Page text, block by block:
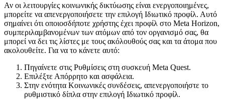
Αν οι λειτουργίες κοινωνικής δικτύωσης είναι ενεργοποιημένες,
μπορείτε να απενεργοποιήσετε την επιλογή Ιδιωτικό προφίλ. Αυτό
σημαίνει ότι οποιοσδήποτε χρήστης έχει προφίλ στο Meta Horizon,
συμπεριλαμβανομένων των ατόμων από τον οργανισμό σας, θα
μπορεί να δει τις λίστες με τους ακόλουθούς σας και τα άτομα που
ακολουθείτε. Για να το κάνετε αυτό:
Πηγαίνετε στις Ρυθμίσεις στη συσκευή Meta Quest.
Επιλέξτε Απόρρητο και ασφάλεια.
Στην ενότητα Κοινωνικές συνδέσεις, απενεργοποιήστε το
ρυθμιστικό δίπλα στην επιλογή Ιδιωτικό προφίλ.